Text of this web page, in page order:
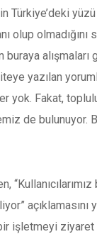
Türkiye’deki
olup
buraya
yazılan
yok. Fakat,
de bulunuyor.
işletmeyi ziyaret